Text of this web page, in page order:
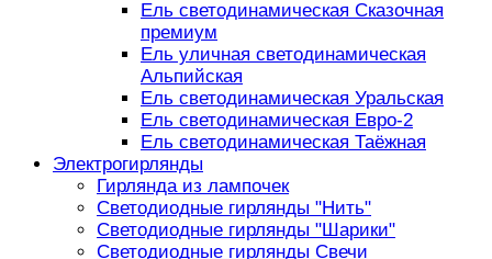
Ель светодинамическая Сказочная
премиум
Ель уличная светодинамическая
Альпийская
Ель светодинамическая Уральская
Ель светодинамическая Евро-2
Ель светодинамическая Таёжная
Электрогирлянды
Гирлянда из лампочек
Светодиодные гирлянды "Нить"
Светодиодные гирлянды "Шарики"
Светодиодные гирлянды Свечи